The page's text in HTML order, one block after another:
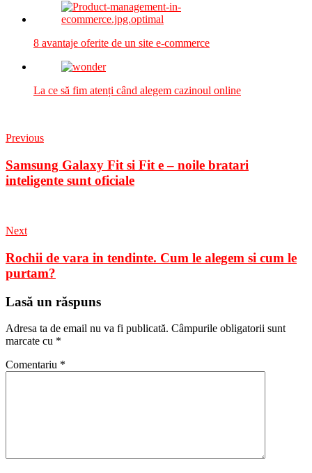
8 avantaje oferite de un site e-commerce
La ce să fim atenți când alegem cazinoul online
Previous
Samsung Galaxy Fit si Fit e – noile bratari
inteligente sunt oficiale
Next
Rochii de vara in tendinte. Cum le alegem si cum le
purtam?
Lasă un răspuns
Adresa ta de email nu va fi publicată. Câmpurile obligatorii sunt
marcate cu *
Comentariu *